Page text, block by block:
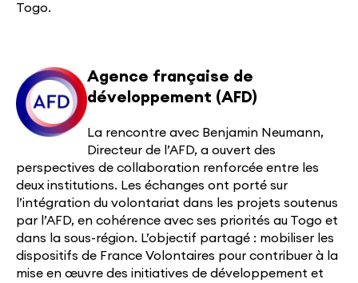
Togo.
Agence française de
développement (AFD)
La rencontre avec Benjamin Neumann,
Directeur de l’AFD, a ouvert des
perspectives de collaboration renforcée entre les
deux institutions. Les échanges ont porté sur
l’intégration du volontariat dans les projets soutenus
par l’AFD, en cohérence avec ses priorités au Togo et
dans la sous-région. L’objectif partagé : mobiliser les
dispositifs de France Volontaires pour contribuer à la
mise en œuvre des initiatives de développement et